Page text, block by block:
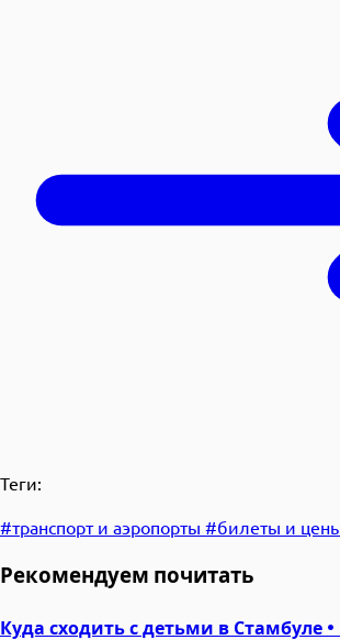
Теги:
#транспорт и аэропорты #билеты и
Рекомендуем почитать
Куда сходить с детьми в Стамбуле